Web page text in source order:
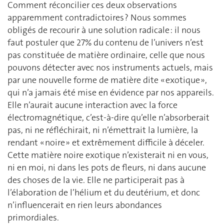
Comment réconcilier ces deux observations
apparemment contradictoires ? Nous sommes
obligés de recourir à une solution radicale : il nous
faut postuler que 27% du contenu de l’univers n’est
pas constituée de matière ordinaire, celle que nous
pouvons détecter avec nos instruments actuels, mais
par une nouvelle forme de matière dite « exotique »,
qui n’a jamais été mise en évidence par nos appareils.
Elle n’aurait aucune interaction avec la force
électromagnétique, c’est-à-dire qu’elle n’absorberait
pas, ni ne réfléchirait, ni n’émettrait la lumière, la
rendant « noire » et extrêmement difficile à déceler.
Cette matière noire exotique n’existerait ni en vous,
ni en moi, ni dans les pots de fleurs, ni dans aucune
des choses de la vie. Elle ne participerait pas à
l’élaboration de l’hélium et du deutérium, et donc
n’influencerait en rien leurs abondances
primordiales.